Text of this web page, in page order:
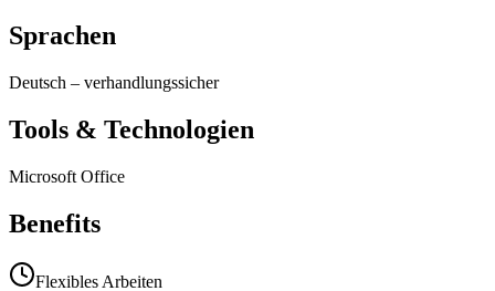
Sprachen
Deutsch – verhandlungssicher
Tools & Technologien
Microsoft Office
Benefits
Flexibles Arbeiten